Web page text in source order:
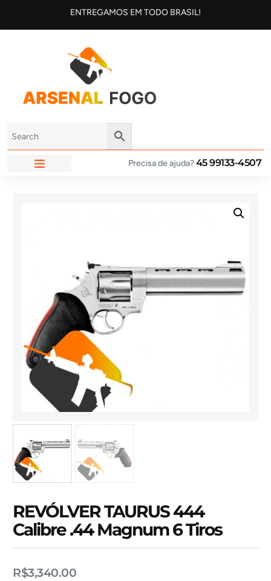
ENTREGAMOS EM TODO BRASIL!
Precisa de ajuda?45 99133-4507
REVÓLVER TAURUS 444
Calibre .44 Magnum 6 Tiros
R$3,340.00